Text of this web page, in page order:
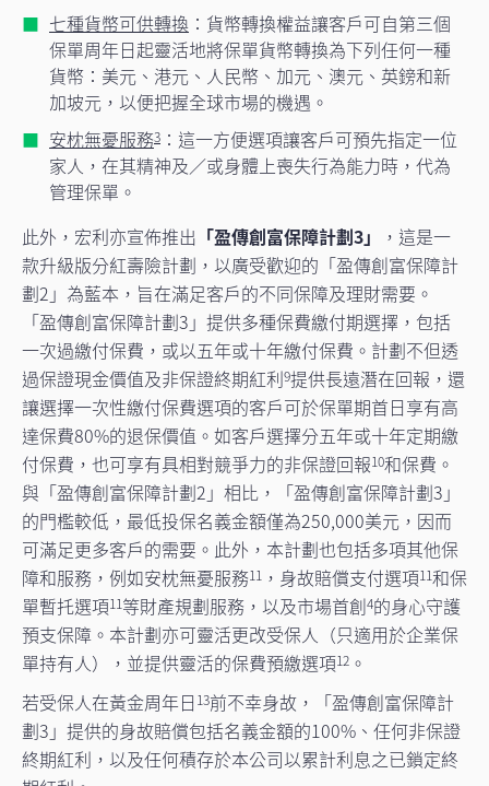
七種貨幣可供轉換 ：貨幣轉換權益讓客戶可自第三個
保單周年日起靈活地將保單貨幣轉換為下列任何一種
貨幣：美元、港元、人民幣、加元、澳元、英鎊和新
加坡元，以便把握全球市場的機遇。
安枕無憂服務3 ：這一方便選項讓客戶可預先指定一位
家人，在其精神及／或身體上喪失行為能力時，代為
管理保單。
此外，宏利亦宣佈推出 「盈傳創富保障計劃3」
，這是一
款升級版分紅壽險計劃，以廣受歡迎的「盈傳創富保障計
劃2」為藍本，旨在滿足客戶的不同保障及理財需要。
「盈傳創富保障計劃3」提供多種保費繳付期選擇，包括
一次過繳付保費，或以五年或十年繳付保費。計劃不但透
過保證現金價值及非保證終期紅利9提供長遠潛在回報，還
讓選擇一次性繳付保費選項的客戶可於保單期首日享有高
達保費80%的退保價值。如客戶選擇分五年或十年定期繳
付保費，也可享有具相對競爭力的非保證回報10和保費。
與「盈傳創富保障計劃2」相比，「盈傳創富保障計劃3」
的門檻較低，最低投保名義金額僅為250,000美元，因而
可滿足更多客戶的需要。此外，本計劃也包括多項其他保
障和服務，例如安枕無憂服務11 ，身故賠償支付選項11和保
單暫托選項11等財產規劃服務，以及市場首創4的身心守護
預支保障。本計劃亦可靈活更改受保人（只適用於企業保
單持有人），並提供靈活的保費預繳選項12 。
若受保人在黃金周年日 13前不幸身故，「盈傳創富保障計
劃3」提供的身故賠償包括名義金額的100%、任何非保證
終期紅利，以及任何積存於本公司以累計利息之已鎖定終